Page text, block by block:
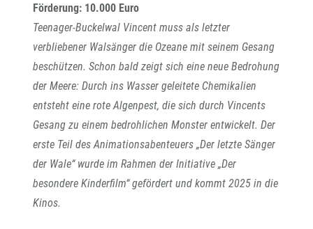
Förderung: 10.000 Euro
Teenager-Buckelwal Vincent muss als letzter
verbliebener Walsänger die Ozeane mit seinem Gesang
beschützen. Schon bald zeigt sich eine neue Bedrohung
der Meere: Durch ins Wasser geleitete Chemikalien
entsteht eine rote Algenpest, die sich durch Vincents
Gesang zu einem bedrohlichen Monster entwickelt. Der
erste Teil des Animationsabenteuers „Der letzte Sänger
der Wale“ wurde im Rahmen der Initiative „Der
besondere Kinderfilm“ gefördert und kommt 2025 in die
Kinos.